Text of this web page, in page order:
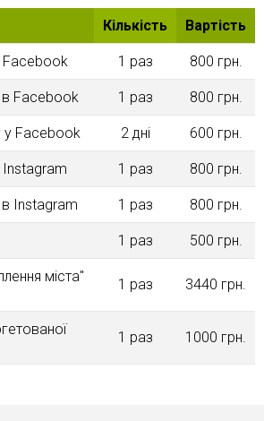
Кількість Вартість
Facebook 1 раз 800 грн.
в Facebook 1 раз 800 грн.
у Facebook 2 дні 600 грн.
Instagram 1 раз 800 грн.
в Instagram 1 раз 800 грн.
1 раз 500 грн.
міста"
1 раз 3440 грн.
1 раз 1000 грн.